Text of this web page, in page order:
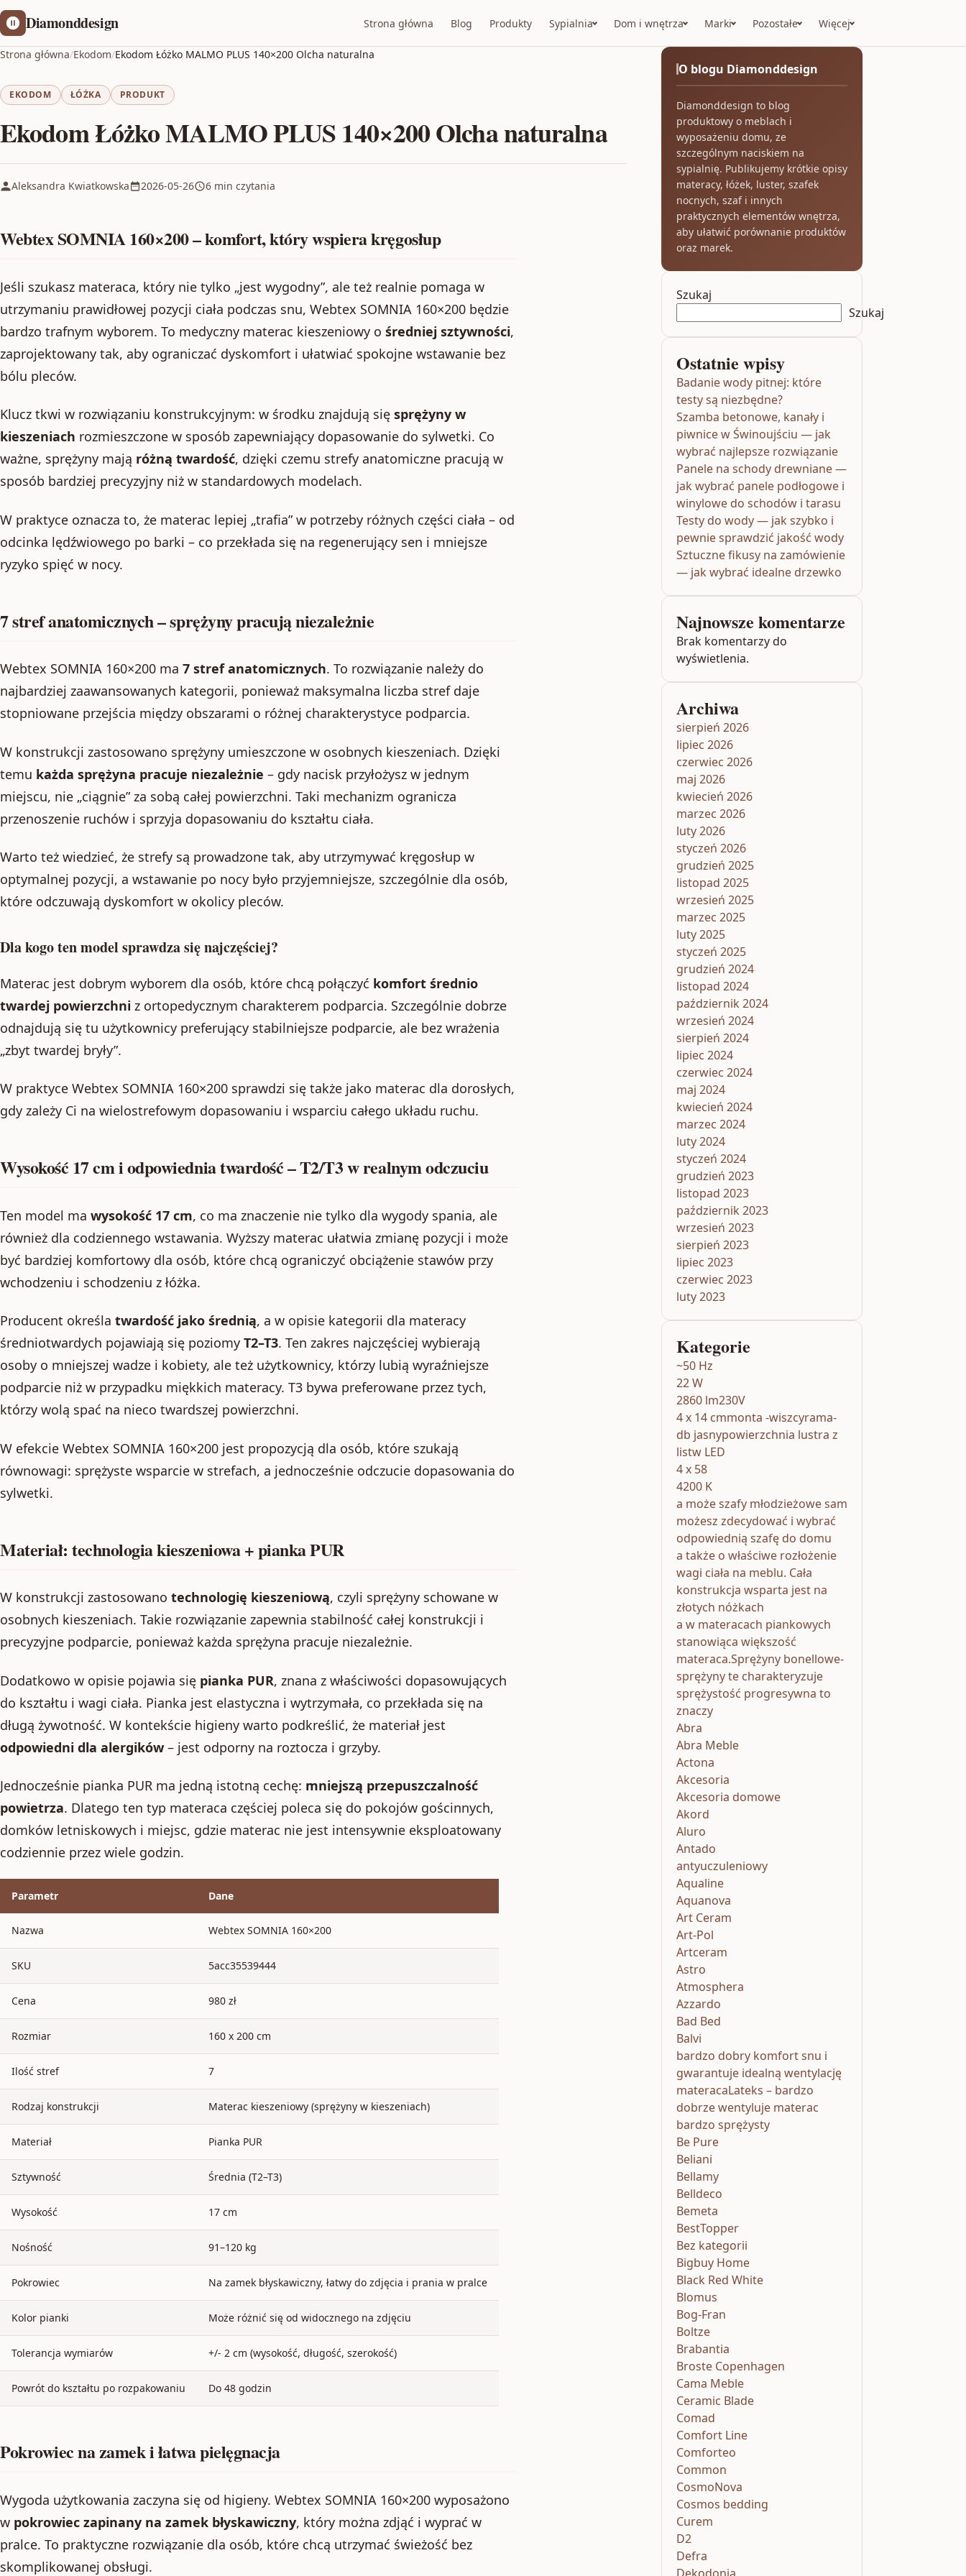
Diamonddesign Strona główna Blog Produkty Sypialnia Dom i wnętrza Marki Pozostałe Więcej
Strona główna/Ekodom/Ekodom Łóżko MALMO PLUS 140×200 Olcha naturalna
EKODOM ŁÓŻKA PRODUKT
Ekodom Łóżko MALMO PLUS 140×200 Olcha naturalna
Aleksandra Kwiatkowska 2026-05-26 6 min czytania
Webtex SOMNIA 160×200 – komfort, który wspiera kręgosłup
Jeśli szukasz materaca, który nie tylko „jest wygodny”, ale też realnie pomaga w
utrzymaniu prawidłowej pozycji ciała podczas snu, Webtex SOMNIA 160×200 będzie
bardzo trafnym wyborem. To medyczny materac kieszeniowy o średniej sztywności,
zaprojektowany tak, aby ograniczać dyskomfort i ułatwiać spokojne wstawanie bez
bólu pleców.
Klucz tkwi w rozwiązaniu konstrukcyjnym: w środku znajdują się sprężyny w
kieszeniach rozmieszczone w sposób zapewniający dopasowanie do sylwetki. Co
ważne, sprężyny mają różną twardość, dzięki czemu strefy anatomiczne pracują w
sposób bardziej precyzyjny niż w standardowych modelach.
W praktyce oznacza to, że materac lepiej „trafia” w potrzeby różnych części ciała – od
odcinka lędźwiowego po barki – co przekłada się na regenerujący sen i mniejsze
ryzyko spięć w nocy.
7 stref anatomicznych – sprężyny pracują niezależnie
Webtex SOMNIA 160×200 ma 7 stref anatomicznych. To rozwiązanie należy do
najbardziej zaawansowanych kategorii, ponieważ maksymalna liczba stref daje
stopniowane przejścia między obszarami o różnej charakterystyce podparcia.
W konstrukcji zastosowano sprężyny umieszczone w osobnych kieszeniach. Dzięki
temu każda sprężyna pracuje niezależnie – gdy nacisk przyłożysz w jednym
miejscu, nie „ciągnie” za sobą całej powierzchni. Taki mechanizm ogranicza
przenoszenie ruchów i sprzyja dopasowaniu do kształtu ciała.
Warto też wiedzieć, że strefy są prowadzone tak, aby utrzymywać kręgosłup w
optymalnej pozycji, a wstawanie po nocy było przyjemniejsze, szczególnie dla osób,
które odczuwają dyskomfort w okolicy pleców.
Dla kogo ten model sprawdza się najczęściej?
Materac jest dobrym wyborem dla osób, które chcą połączyć komfort średnio
twardej powierzchni z ortopedycznym charakterem podparcia. Szczególnie dobrze
odnajdują się tu użytkownicy preferujący stabilniejsze podparcie, ale bez wrażenia
„zbyt twardej bryły”.
W praktyce Webtex SOMNIA 160×200 sprawdzi się także jako materac dla dorosłych,
gdy zależy Ci na wielostrefowym dopasowaniu i wsparciu całego układu ruchu.
Wysokość 17 cm i odpowiednia twardość – T2/T3 w realnym odczuciu
Ten model ma wysokość 17 cm, co ma znaczenie nie tylko dla wygody spania, ale
również dla codziennego wstawania. Wyższy materac ułatwia zmianę pozycji i może
być bardziej komfortowy dla osób, które chcą ograniczyć obciążenie stawów przy
wchodzeniu i schodzeniu z łóżka.
Producent określa twardość jako średnią, a w opisie kategorii dla materacy
średniotwardych pojawiają się poziomy T2–T3. Ten zakres najczęściej wybierają
osoby o mniejszej wadze i kobiety, ale też użytkownicy, którzy lubią wyraźniejsze
podparcie niż w przypadku miękkich materacy. T3 bywa preferowane przez tych,
którzy wolą spać na nieco twardszej powierzchni.
W efekcie Webtex SOMNIA 160×200 jest propozycją dla osób, które szukają
równowagi: sprężyste wsparcie w strefach, a jednocześnie odczucie dopasowania do
sylwetki.
Materiał: technologia kieszeniowa + pianka PUR
W konstrukcji zastosowano technologię kieszeniową, czyli sprężyny schowane w
osobnych kieszeniach. Takie rozwiązanie zapewnia stabilność całej konstrukcji i
precyzyjne podparcie, ponieważ każda sprężyna pracuje niezależnie.
Dodatkowo w opisie pojawia się pianka PUR, znana z właściwości dopasowujących
do kształtu i wagi ciała. Pianka jest elastyczna i wytrzymała, co przekłada się na
długą żywotność. W kontekście higieny warto podkreślić, że materiał jest
odpowiedni dla alergików – jest odporny na roztocza i grzyby.
Jednocześnie pianka PUR ma jedną istotną cechę: mniejszą przepuszczalność
powietrza. Dlatego ten typ materaca częściej poleca się do pokojów gościnnych,
domków letniskowych i miejsc, gdzie materac nie jest intensywnie eksploatowany
codziennie przez wiele godzin.
Parametr Dane
Nazwa Webtex SOMNIA 160×200
SKU 5acc35539444
Cena 980 zł
Rozmiar 160 x 200 cm
Ilość stref 7
Rodzaj konstrukcji Materac kieszeniowy (sprężyny w kieszeniach)
Materiał Pianka PUR
Sztywność Średnia (T2–T3)
Wysokość 17 cm
Nośność 91–120 kg
Pokrowiec Na zamek błyskawiczny, łatwy do zdjęcia i prania w pralce
Kolor pianki Może różnić się od widocznego na zdjęciu
Tolerancja wymiarów +/- 2 cm (wysokość, długość, szerokość)
Powrót do kształtu po rozpakowaniu Do 48 godzin
Pokrowiec na zamek i łatwa pielęgnacja
Wygoda użytkowania zaczyna się od higieny. Webtex SOMNIA 160×200 wyposażono
w pokrowiec zapinany na zamek błyskawiczny, który można zdjąć i wyprać w
pralce. To praktyczne rozwiązanie dla osób, które chcą utrzymać świeżość bez
skomplikowanej obsługi.
O blogu Diamonddesign
Diamonddesign to blog
produktowy o meblach i
wyposażeniu domu, ze
szczególnym naciskiem na
sypialnię. Publikujemy krótkie opisy
materacy, łóżek, luster, szafek
nocnych, szaf i innych
praktycznych elementów wnętrza,
aby ułatwić porównanie produktów
oraz marek.
Szukaj
Szukaj
Ostatnie wpisy
Badanie wody pitnej: które
testy są niezbędne?
Szamba betonowe, kanały i
piwnice w Świnoujściu — jak
wybrać najlepsze rozwiązanie
Panele na schody drewniane —
jak wybrać panele podłogowe i
winylowe do schodów i tarasu
Testy do wody — jak szybko i
pewnie sprawdzić jakość wody
Sztuczne fikusy na zamówienie
— jak wybrać idealne drzewko
Najnowsze komentarze
Brak komentarzy do
wyświetlenia.
Archiwa
sierpień 2026
lipiec 2026
czerwiec 2026
maj 2026
kwiecień 2026
marzec 2026
luty 2026
styczeń 2026
grudzień 2025
listopad 2025
wrzesień 2025
marzec 2025
luty 2025
styczeń 2025
grudzień 2024
listopad 2024
październik 2024
wrzesień 2024
sierpień 2024
lipiec 2024
czerwiec 2024
maj 2024
kwiecień 2024
marzec 2024
luty 2024
styczeń 2024
grudzień 2023
listopad 2023
październik 2023
wrzesień 2023
sierpień 2023
lipiec 2023
czerwiec 2023
luty 2023
Kategorie
~50 Hz
22 W
2860 lm230V
4 x 14 cmmonta -wiszcyrama-
db jasnypowierzchnia lustra z
listw LED
4 x 58
4200 K
a może szafy młodzieżowe sam
możesz zdecydować i wybrać
odpowiednią szafę do domu
a także o właściwe rozłożenie
wagi ciała na meblu. Cała
konstrukcja wsparta jest na
złotych nóżkach
a w materacach piankowych
stanowiąca większość
materaca.Sprężyny bonellowe-
sprężyny te charakteryzuje
sprężystość progresywna to
znaczy
Abra
Abra Meble
Actona
Akcesoria
Akcesoria domowe
Akord
Aluro
Antado
antyuczuleniowy
Aqualine
Aquanova
Art Ceram
Art-Pol
Artceram
Astro
Atmosphera
Azzardo
Bad Bed
Balvi
bardzo dobry komfort snu i
gwarantuje idealną wentylację
materacaLateks – bardzo
dobrze wentyluje materac
bardzo sprężysty
Be Pure
Beliani
Bellamy
Belldeco
Bemeta
BestTopper
Bez kategorii
Bigbuy Home
Black Red White
Blomus
Bog-Fran
Boltze
Brabantia
Broste Copenhagen
Cama Meble
Ceramic Blade
Comad
Comfort Line
Comforteo
Common
CosmoNova
Cosmos bedding
Curem
D2
Defra